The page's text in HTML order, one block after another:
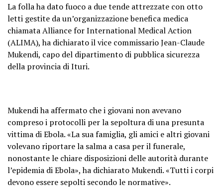
La folla ha dato fuoco a due tende attrezzate con otto
letti gestite da un’organizzazione benefica medica
chiamata Alliance for International Medical Action
(ALIMA), ha dichiarato il vice commissario Jean-Claude
Mukendi, capo del dipartimento di pubblica sicurezza
della provincia di Ituri.
Mukendi ha affermato che i giovani non avevano
compreso i protocolli per la sepoltura di una presunta
vittima di Ebola. «La sua famiglia, gli amici e altri giovani
volevano riportare la salma a casa per il funerale,
nonostante le chiare disposizioni delle autorità durante
l’epidemia di Ebola», ha dichiarato Mukendi. «Tutti i corpi
devono essere sepolti secondo le normative».